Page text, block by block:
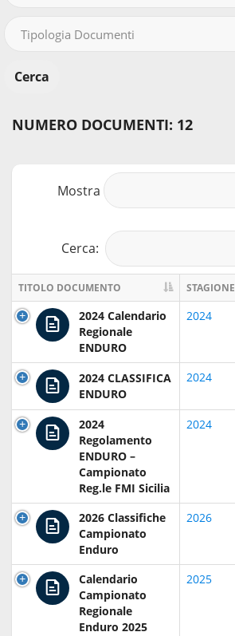
Tipologia Documenti
NUMERO DOCUMENTI: 12
Mostra
Cerca:
TITOLO DOCUMENTO STAGIONE
2024 Calendario
Regionale
ENDURO
2024
2024 CLASSIFICA
ENDURO
2024
2024
Regolamento
ENDURO –
Campionato
Reg.le FMI Sicilia
2024
2026 Classifiche
Campionato
Enduro
2026
Calendario
Campionato
Regionale
Enduro 2025
2025